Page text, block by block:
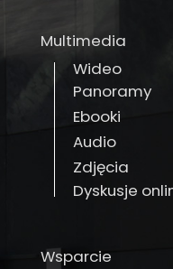
Multimedia
Wideo
Panoramy
Ebooki
Audio
Zdjęcia
Dyskusje
Wsparcie